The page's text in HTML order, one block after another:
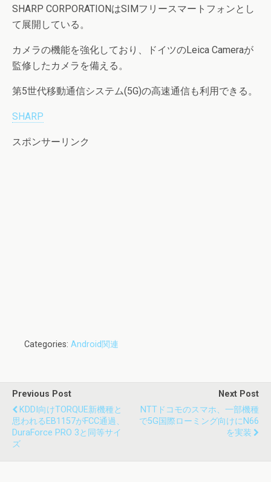
SHARP CORPORATIONはSIMフリースマートフォンとし
て展開している。
カメラの機能を強化しており、ドイツのLeica Cameraが
監修したカメラを備える。
第5世代移動通信システム(5G)の高速通信も利用できる。
SHARP
スポンサーリンク
Categories: Android関連
Previous Post
KDDI向けTORQUE新機種と
思われるEB1157がFCC通過、
DuraForce PRO 3と同等サイ
ズ
Next Post
NTTドコモのスマホ、一部機種
で5G国際ローミング向けにn66
を実装